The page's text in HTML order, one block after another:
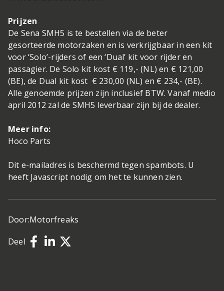
Prijzen
De Sena SMH5 is te bestellen via de beter
gesorteerde motorzaken en is verkrijgbaar in een kit
voor ‘Solo’-rijders of een ‘Dual’ kit voor rijder en
passagier. De Solo kit kost € 119,- (NL) en € 121,00
(BE), de Dual kit kost € 230,00 (NL) en € 234,- (BE).
Alle genoemde prijzen zijn inclusief BTW. Vanaf medio
april 2012 zal de SMH5 leverbaar zijn bij de dealer.
Meer info:
Hoco Parts
Dit e-mailadres is beschermd tegen spambots. U
heeft Javascript nodig om het te kunnen zien.
Door:Motorfreaks
Deel